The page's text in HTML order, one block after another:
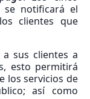
notificará el
clientes que
a sus clientes a
esto permitirá
los servicios de
así como